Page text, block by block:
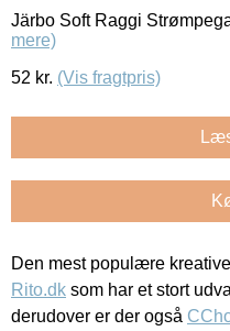
Järbo Soft Raggi
mere)
52 kr. (Vis fragtpris)
Den mest populære
Rito.dk som har et stort
derudover er der også